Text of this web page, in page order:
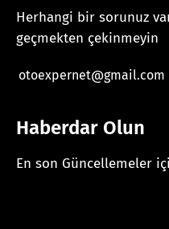
Herhangi bir sorunuz
geçmekten çekinmeyin
otoexpernet@gmail.com
Haberdar Olun
En son Güncellemeler